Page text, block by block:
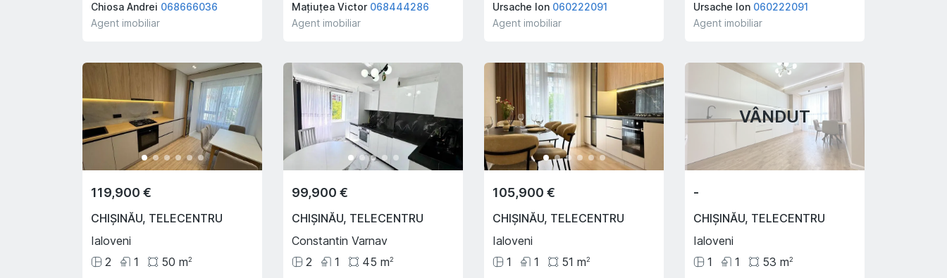
Chiosa Andrei 068666036
Agent imobiliar
Mațiuțea Victor 068444286
Agent imobiliar
Ursache Ion 060222091
Agent imobiliar
Ursache Ion 060222091
Agent imobiliar
119,900 €
CHIȘINĂU, TELECENTRU
Ialoveni
2
1 50 m2
99,900 €
CHIȘINĂU, TELECENTRU
Constantin Varnav
2
1 45 m2
105,900 €
CHIȘINĂU, TELECENTRU
Ialoveni
1
1 51 m2
VÂNDUT
-
CHIȘINĂU, TELECENTRU
Ialoveni
1
1 53 m2